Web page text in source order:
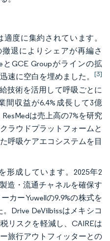
度に集約されています。
撤退によりシェアが再編さ
とGCE Groupがラインの拡
速に空白を埋めました。 [3]
技術を活用して呼吸ごとに
間収益が6.4%成長して3億
は売上高の7%を研究
ラウドプラットフォームと
呼吸ケアエコシステムを目
形成しています。2025年2
造・流通チャネルを確保す
カーYuwellの9.9%の株式を
Drive DeVilbissはメキシコ
リスクを軽減し、CAIREは
旅行アウトフィッターとの